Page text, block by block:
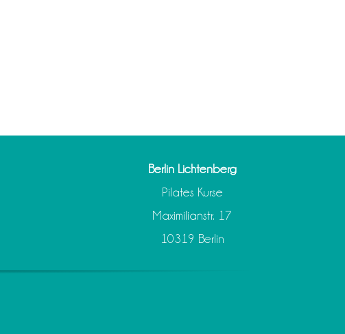
Berlin Lichtenberg
Pilates Kurse
Maximilianstr. 17
10319 Berlin